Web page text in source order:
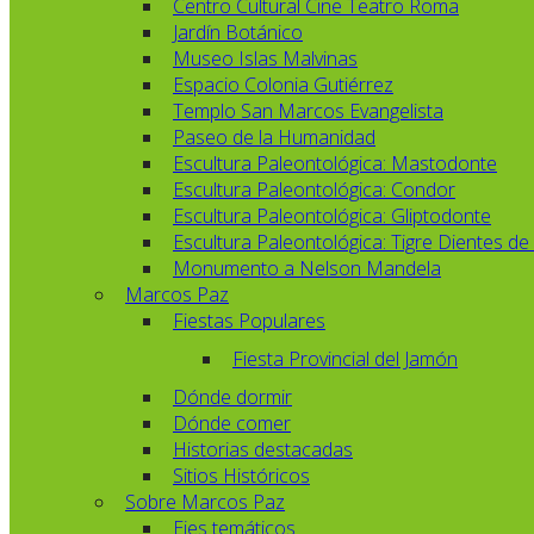
Centro Cultural Cine Teatro Roma
Jardín Botánico
Museo Islas Malvinas
Espacio Colonia Gutiérrez
Templo San Marcos Evangelista
Paseo de la Humanidad
Escultura Paleontológica: Mastodonte
Escultura Paleontológica: Condor
Escultura Paleontológica: Gliptodonte
Escultura Paleontológica: Tigre Dientes de
Monumento a Nelson Mandela
Marcos Paz
Fiestas Populares
Fiesta Provincial del Jamón
Dónde dormir
Dónde comer
Historias destacadas
Sitios Históricos
Sobre Marcos Paz
Ejes temáticos